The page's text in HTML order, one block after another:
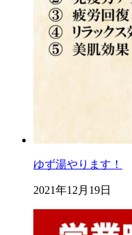
ゆず湯やります！
2021年12月19日